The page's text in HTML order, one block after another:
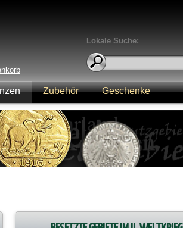
Lokale Suche:
Zubehör Geschenke